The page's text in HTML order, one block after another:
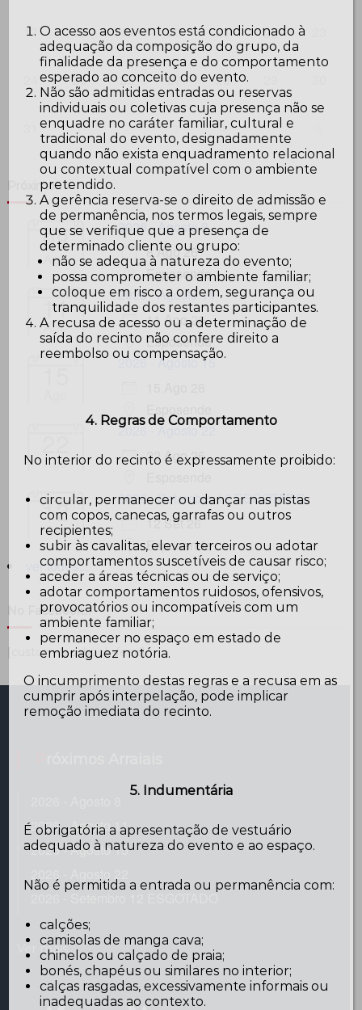
17 18 19 20 21 22
25 26 27 28
1 2 3 4 5
Próximos
08
Ago
2026 - Agosto 8
8 Ago 26
Esposende
11
Ago
2026 - Agosto 11
11 Ago 26
Esposende
2026 - Agosto 15
Esposende
Ago
2026 - Agosto 22
22 Ago 26
12
Set
2026 - Setembro 12 ESGOTADO
12 Set 26
Esposende
ver todos...
No Facebook…
[custom-facebook-feed]
2026 - Agosto 11
2026 - Agosto 15
2026 - Setembro 12 ESGOTADO
Ver mais...
O acesso aos eventos está condicionado à
adequação da composição do grupo, da
finalidade da presença e do comportamento
esperado ao conceito do evento.
Não são admitidas entradas ou reservas
individuais ou coletivas cuja presença não se
enquadre no caráter familiar, cultural e
tradicional do evento, designadamente
quando não exista enquadramento relacional
ou contextual compatível com o ambiente
pretendido.
A gerência reserva-se o direito de admissão e
de permanência, nos termos legais, sempre
que se verifique que a presença de
determinado cliente ou grupo:
não se adequa à natureza do evento;
possa comprometer o ambiente familiar;
coloque em risco a ordem, segurança ou
tranquilidade dos restantes participantes.
A recusa de acesso ou a determinação de
saída do recinto não confere direito a
reembolso ou compensação.
4. Regras de Comportamento
No interior do recinto é expressamente proibido:
circular, permanecer ou dançar nas pistas
com copos, canecas, garrafas ou outros
recipientes;
subir às cavalitas, elevar terceiros ou adotar
comportamentos suscetíveis de causar risco;
aceder a áreas técnicas ou de serviço;
adotar comportamentos ruidosos, ofensivos,
provocatórios ou incompatíveis com um
ambiente familiar;
permanecer no espaço em estado de
embriaguez notória.
O incumprimento destas regras e a recusa em as
cumprir após interpelação, pode implicar
remoção imediata do recinto.
5. Indumentária
É obrigatória a apresentação de vestuário
adequado à natureza do evento e ao espaço.
Não é permitida a entrada ou permanência com:
calções;
camisolas de manga cava;
chinelos ou calçado de praia;
bonés, chapéus ou similares no interior;
calças rasgadas, excessivamente informais ou
inadequadas ao contexto.